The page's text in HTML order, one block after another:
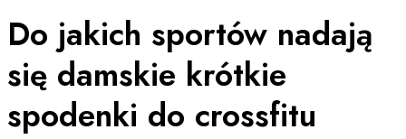
Do jakich sportów nadają
się damskie krótkie
spodenki do crossfitu